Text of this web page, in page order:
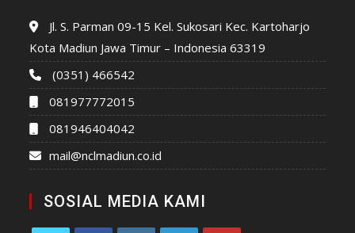
Jl. S. Parman 09-15 Kel. Sukosari Kec. Kartoharjo
Kota Madiun Jawa Timur – Indonesia 63319
(0351) 466542
081977772015
081946404042
mail@nclmadiun.co.id
SOSIAL MEDIA KAMI